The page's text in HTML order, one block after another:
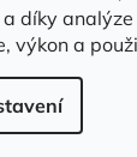
díky
výkon a